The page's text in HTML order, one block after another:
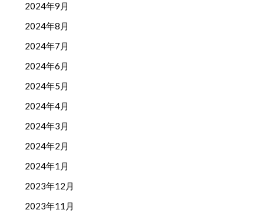
2024年9月
2024年8月
2024年7月
2024年6月
2024年5月
2024年4月
2024年3月
2024年2月
2024年1月
2023年12月
2023年11月